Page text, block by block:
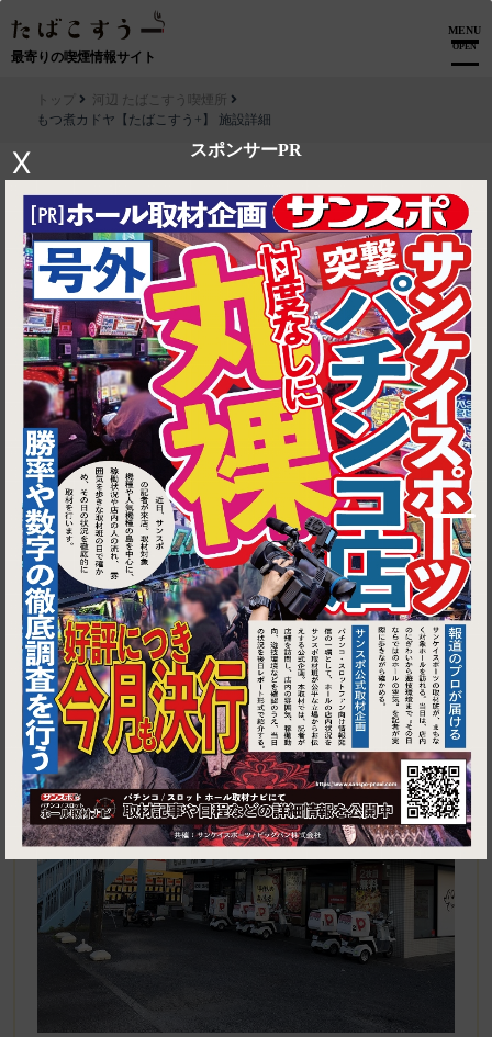
最寄りの喫煙情報サイト
MENU
OPEN
スポンサーPR
X
1
トップ
河辺 たばこすう喫煙所
もつ煮カドヤ【たばこすう+】 施設詳細
▶ ルートを見る
河辺 たばこすう喫煙所│もつ煮カドヤ【たばこすう+】
東京都青梅市河辺町9-5-5